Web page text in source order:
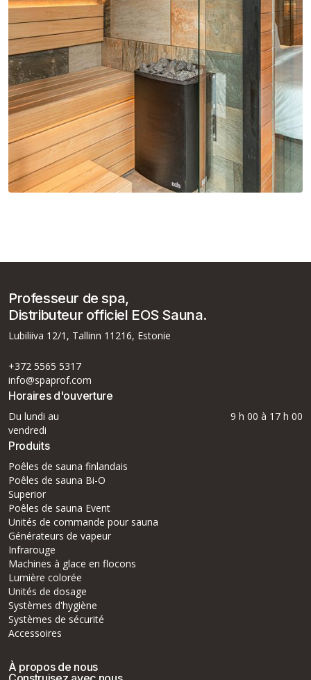
Professeur de spa,
Distributeur officiel EOS Sauna.
Lubiliiva 12/1, Tallinn 11216, Estonie
+372 5565 5317
info@spaprof.com
Horaires d'ouverture
Du lundi au
vendredi
9 h 00 à 17 h 00
Produits
Poêles de sauna finlandais
Poêles de sauna Bi-O
Superior
Poêles de sauna Event
Unités de commande pour sauna
Générateurs de vapeur
Infrarouge
Machines à glace en flocons
Lumière colorée
Unités de dosage
Systèmes d'hygiène
Systèmes de sécurité
Accessoires
À propos de nous